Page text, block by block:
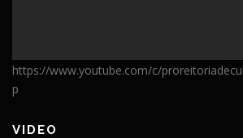
https://www.youtube.com/c/
p
VIDEO